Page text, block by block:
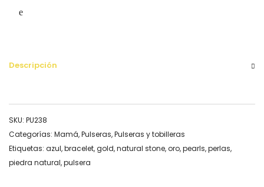
Descripción
SKU: PU238
Categorías: Mamá,Pulseras,Pulseras y tobilleras
Etiquetas: azul,bracelet,gold,natural stone,oro,pearls,perlas,
piedra natural,pulsera